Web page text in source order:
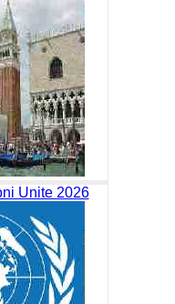
Unite 2026